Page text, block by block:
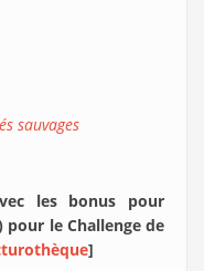
sauvages
les bonus pour
pour le Challenge de
]